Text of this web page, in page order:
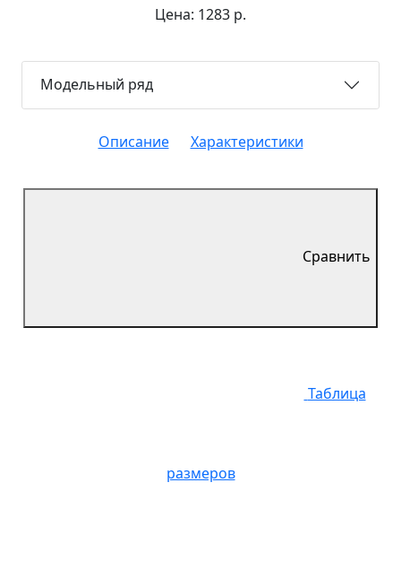
Цена: 1283 р.
Модельный ряд
Описание Характеристики
Сравнить
Таблица
размеров